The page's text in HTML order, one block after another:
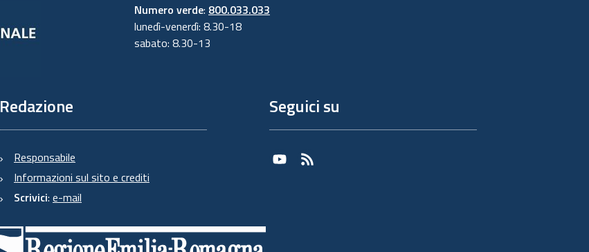
Numero verde: 800.033.033
lunedì-venerdì: 8.30-18
sabato: 8.30-13
Redazione
Responsabile
Informazioni sul sito e crediti
Scrivici: e-mail
Seguici su
Youtube
RSS